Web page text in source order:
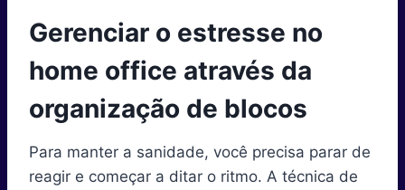
Gerenciar o estresse no
home office através da
organização de blocos
Para manter a sanidade, você precisa parar de
reagir e começar a ditar o ritmo. A técnica de